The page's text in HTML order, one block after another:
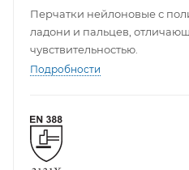
Перчатки нейлоновые с
ладони и пальцев,
чувствительностью.
Подробности